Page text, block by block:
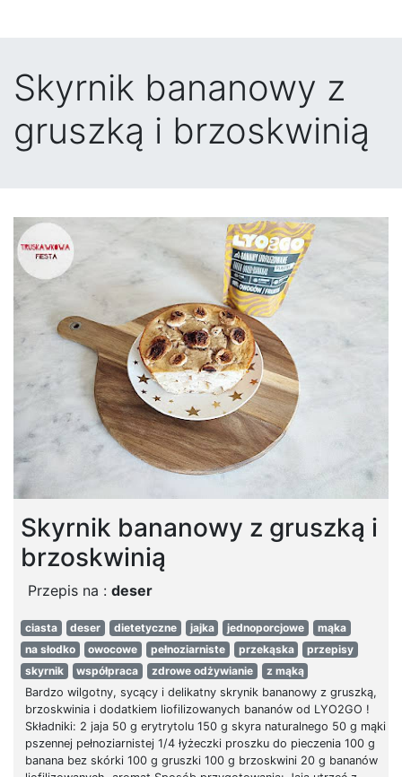
Skyrnik bananowy z
gruszką i brzoskwinią
Skyrnik bananowy z gruszką i
brzoskwinią
Przepis na : deser
ciasta deser dietetyczne jajka jednoporcjowe
mąka
na słodko
owocowe pełnoziarniste przekąska
przepisy
skyrnik
współpraca zdrowe odżywianie
z mąką
Bardzo wilgotny, sycący i delikatny skrynik bananowy z gruszką,
brzoskwinia i dodatkiem liofilizowanych bananów od LYO2GO !
Składniki: 2 jaja 50 g erytrytolu 150 g skyra naturalnego 50 g mąki
pszennej pełnoziarnistej 1/4 łyżeczki proszku do pieczenia 100 g
banana bez skórki 100 g gruszki 100 g brzoskwini 20 g bananów